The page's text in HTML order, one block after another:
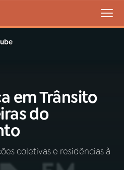
AO VIVO
em Trânsito
do
coletivas e residências à